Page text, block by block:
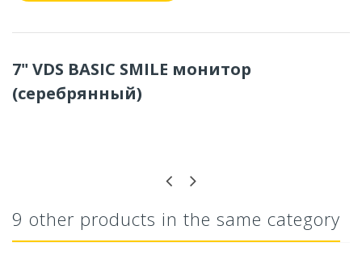
7" VDS BASIC SMILE монитор
(серебрянный)
9 other products in the same category